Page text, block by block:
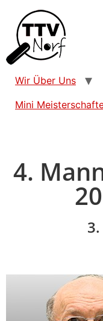
Wir Über Uns
Mini
4.